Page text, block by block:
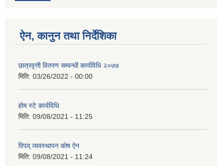
ऐन, कानुन तथा निर्देशिका
छात्रवृत्ती वितरण सम्वन्धी कार्यविधि २०७७
मिति: 03/26/2022 - 00:00
हाेम स्टे कार्यविधि
मिति: 09/08/2021 - 11:25
विपद् व्यवस्थापन काेष ऐन
मिति: 09/08/2021 - 11:24